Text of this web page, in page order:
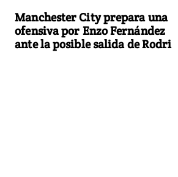
Manchester City prepara una
ofensiva por Enzo Fernández
ante la posible salida de Rodri